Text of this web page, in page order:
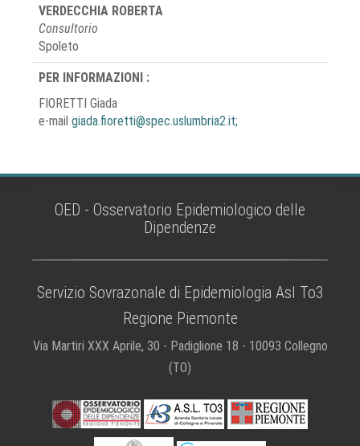
VERDECCHIA ROBERTA
Consultorio
Spoleto
PER INFORMAZIONI :
FIORETTI Giada
e-mail giada.fioretti@spec.uslumbria2.it;
OED - Osservatorio Epidemiologico delle
Dipendenze
Servizio Sovrazonale di Epidemiologia Asl To3
Regione Piemonte
Via Martiri XXX Aprile, 30 - Padiglione 18 - 10093 Collegno
(TO)